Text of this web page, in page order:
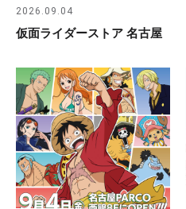
2026.09.04
仮面ライダーストア 名古屋